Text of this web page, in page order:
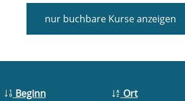
nur buchbareKurse anzeigen
Beginn Ort